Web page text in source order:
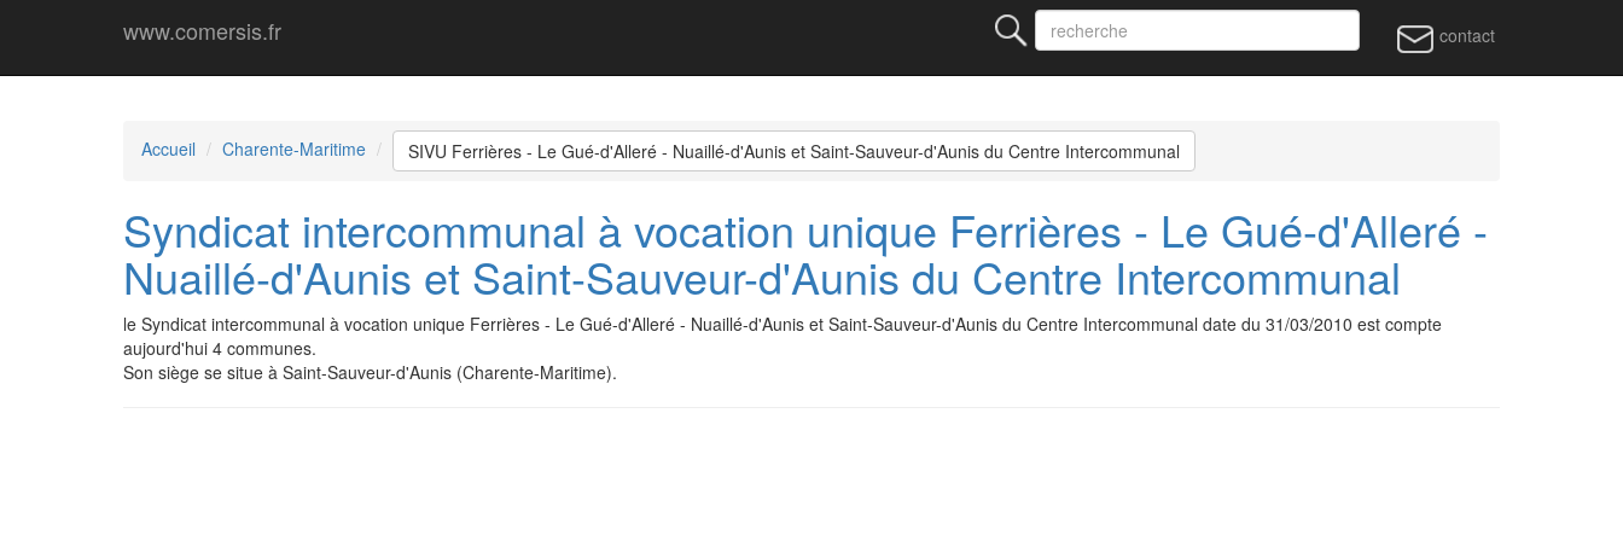
www.comersis.fr contact
Accueil Charente-Maritime SIVU Ferrières - Le Gué-d'Alleré - Nuaillé-d'Aunis et Saint-Sauveur-d'Aunis du Centre Intercommunal
Syndicat intercommunal à vocation unique Ferrières - Le Gué-d'Alleré -
Nuaillé-d'Aunis et Saint-Sauveur-d'Aunis du Centre Intercommunal
le Syndicat intercommunal à vocation unique Ferrières - Le Gué-d'Alleré - Nuaillé-d'Aunis et Saint-Sauveur-d'Aunis du Centre Intercommunal date du 31/03/2010 est compte
aujourd'hui 4 communes.
Son siège se situe à Saint-Sauveur-d'Aunis (Charente-Maritime).